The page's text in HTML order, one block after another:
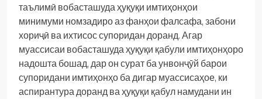
таълимӣ вобасташуда ҳуқуқи имтиҳонҳои
минимуми номзадиро аз фанҳои фалсафа, забони
хориҷӣ ва ихтисос супоридан доранд. Агар
муассисаи вобасташуда ҳуқуқи қабули имтиҳонҳоро
надошта бошад, дар он сурат ба унвонҷӯй барои
супоридани имтиҳонҳо ба дигар муассисаҳое, ки
аспирантура доранд ва ҳуқуқи қабул намудани ин